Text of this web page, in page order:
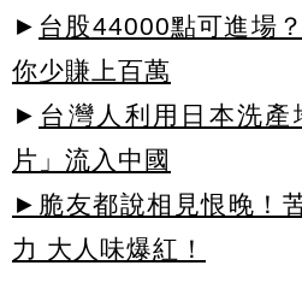
► 台股44000點可進場
你少賺上百萬
► 台灣人利用日本洗
片」流入中國
►脆友都說相見恨晚！
力 大人味爆紅！